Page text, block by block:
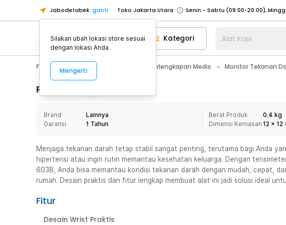
Jabodetabek ganti Toko Jakarta Utara
Toko Tangerang
Toko Cikupa
Pick n Go Jakarta Barat
Senin - Jumat (07:00 -
Pick n Go Bekasi
Senin - Jumat (08:00 - 20:00), Sabtu
Senin - Jumat (08:00 - 20:00), Sabtu
Senin - Sabtu (09:00-20:00),
Senin - Sabtu (09:00-20:00),
Toko Tangerang
Toko Cikupa
Pick n Go Jakarta Barat
Senin - Jumat (07:00 -
Senin - Jumat (08:00 - 20:00), Sabtu
Kategori Alat Kopi
Fashion, Make Up & Beauty Care Perlengkapan Medis Monitor Tekanan
Rincian Produk
Brand
Lainnya
Garansi
1 Tahun
Berat Produk
0.4 kg
Dimensi Kemasan 12 x 12
Menjaga tekanan darah tetap stabil sangat penting, terutama bagi Anda
hipertensi atau ingin rutin memantau kesehatan keluarga. Dengan
603B, Anda bisa memantau kondisi tekanan darah dengan mudah, cepat,
rumah. Desain praktis dan fitur lengkap membuat alat ini jadi solusi ideal
Fitur
Desain Wrist Praktis
Silakan ubah lokasi store sesuai
dengan lokasi Anda.
Mengerti